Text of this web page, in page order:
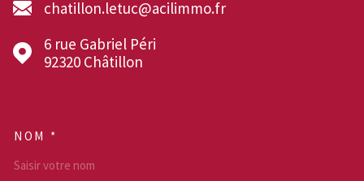
chatillon.letuc@acilimmo.fr
6 rue Gabriel Péri
92320
Châtillon
NOM *